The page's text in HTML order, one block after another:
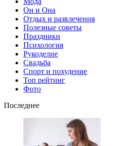
Он и Она
Отдых и развлечения
Полезные советы
Праздники
Психология
Рукоделие
Свадьба
Спорт и похудение
Топ рейтинг
Фото
Последнее